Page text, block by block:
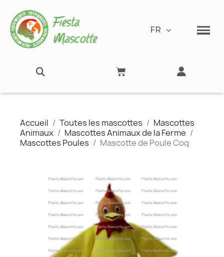
FR
Accueil Toutes les mascottes
Mascottes
Animaux
Mascottes Animaux de la Ferme
Mascottes Poules
Mascotte de Poule Coq